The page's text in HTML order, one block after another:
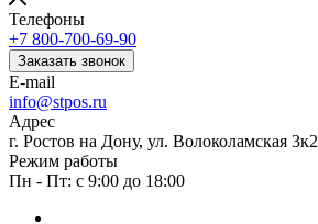
Телефоны
+7 800-700-69-90
Заказать звонок
E-mail
info@stpos.ru
Адрес
г. Ростов на Дону, ул. Волоколамская 3к2
Режим работы
Пн - Пт: с 9:00 до 18:00